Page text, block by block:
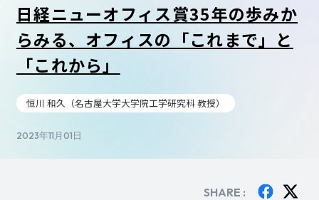
日経ニューオフィス賞35年の歩みか
らみる、オフィスの「これまで」と
「これから」
恒川 和久（名古屋大学大学院工学研究科 教授）
2023年11月01日
SHARE :